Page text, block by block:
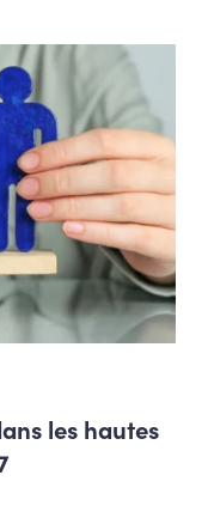
les hautes